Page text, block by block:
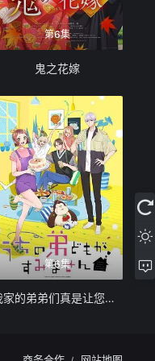
第6集
鬼之花嫁
第6集
我家的弟弟们真是让您费心了